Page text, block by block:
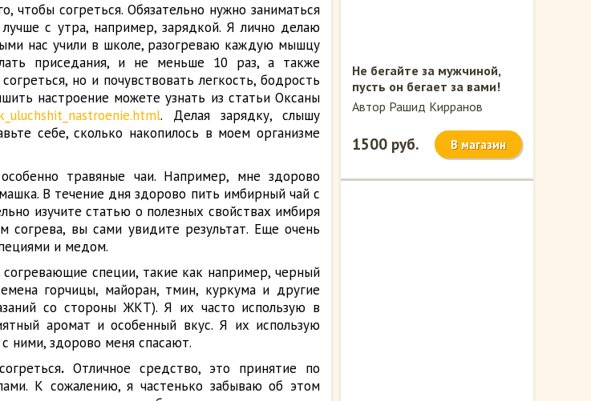
чтобы согреться. Обязательно нужно заниматься
с утра, например, зарядкой. Я лично делаю
нас учили в школе, разогреваю каждую мышцу
приседания, и не меньше 10 раз, а также
но и почувствовать легкость, бодрость
настроение можете узнать из статьи Оксаны
. Делая зарядку, слышу
себе, сколько накопилось в моем организме
травяные чаи. Например, мне здорово
В течение дня здорово пить имбирный чай с
изучите статью о полезных свойствах имбиря
согрева, вы сами увидите результат. Еще очень
и медом.
специи, такие как например, черный
горчицы, майоран, тмин, куркума и другие
со стороны ЖКТ). Я их часто использую в
аромат и особенный вкус. Я их использую
ними, здорово меня спасают.
. Отличное средство, это принятие по
К сожалению, я частенько забываю об этом
Не бегайте за мужчиной,
пусть он бегает за вами!
Автор Рашид Кирранов
1500 руб. В магазин